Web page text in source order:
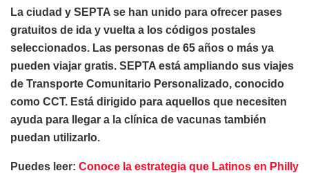
La ciudad y SEPTA se han unido para ofrecer pases
gratuitos de ida y vuelta a los códigos postales
seleccionados. Las personas de 65 años o más ya
pueden viajar gratis. SEPTA está ampliando sus viajes
de Transporte Comunitario Personalizado, conocido
como CCT. Está dirigido para aquellos que necesiten
ayuda para llegar a la clínica de vacunas también
puedan utilizarlo.
Puedes leer: Conoce la estrategia que Latinos en Philly